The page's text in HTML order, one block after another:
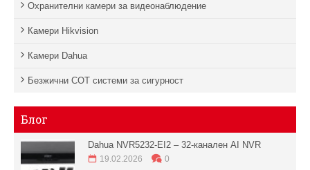
Охранителни камери за видеонаблюдение
Камери Hikvision
Камери Dahua
Безжични СОТ системи за сигурност
Блог
Dahua NVR5232-EI2 – 32-канален AI NVR
19.02.2026 0